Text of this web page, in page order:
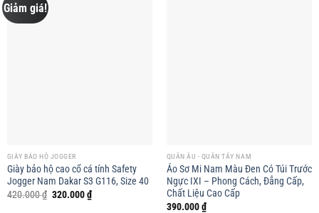
Giảm giá!
GIÀY BẢO HỘ JOGGER
Giày bảo hộ cao cổ cá tính Safety
Jogger Nam Dakar S3 G116, Size 40
420.000₫ Giá
320.000₫Giá
hiện
QUẦN ÂU - QUẦN TÂY NAM
Áo Sơ Mi Nam Màu Đen Có Túi Trước
Ngực IXI – Phong Cách, Đẳng Cấp,
Chất Liệu Cao Cấp
390.000₫